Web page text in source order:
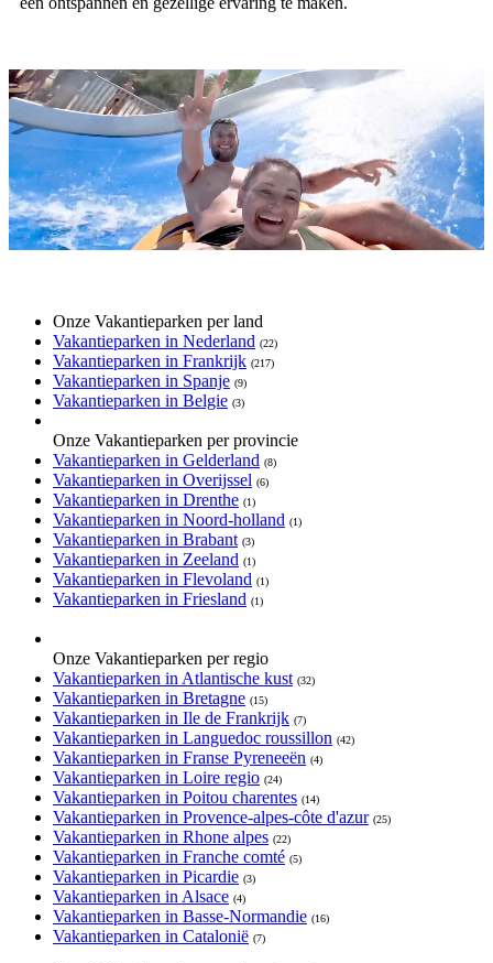
Onze Vakantieparken per land
Vakantieparken in Nederland (22)
Vakantieparken in Frankrijk (217)
Vakantieparken in Spanje (9)
Vakantieparken in Belgie (3)
Onze Vakantieparken per provincie
Vakantieparken in Gelderland (8)
Vakantieparken in Overijssel (6)
Vakantieparken in Drenthe (1)
Vakantieparken in Noord-holland (1)
Vakantieparken in Brabant (3)
Vakantieparken in Zeeland (1)
Vakantieparken in Flevoland (1)
Vakantieparken in Friesland (1)
Onze Vakantieparken per regio
Vakantieparken in Atlantische kust (32)
Vakantieparken in Bretagne (15)
Vakantieparken in Ile de Frankrijk (7)
Vakantieparken in Languedoc roussillon (42)
Vakantieparken in Franse Pyreneeën (4)
Vakantieparken in Loire regio (24)
Vakantieparken in Poitou charentes (14)
Vakantieparken in Provence-alpes-côte d'azur (25)
Vakantieparken in Rhone alpes (22)
Vakantieparken in Franche comté (5)
Vakantieparken in Picardie (3)
Vakantieparken in Alsace (4)
Vakantieparken in Basse-Normandie (16)
Vakantieparken in Catalonië (7)